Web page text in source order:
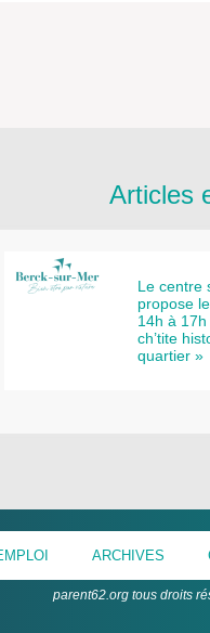
Articles
Le centre
propose
14h à
ch’tite
quartier »
ARCHIVES
parent62.org tous droits